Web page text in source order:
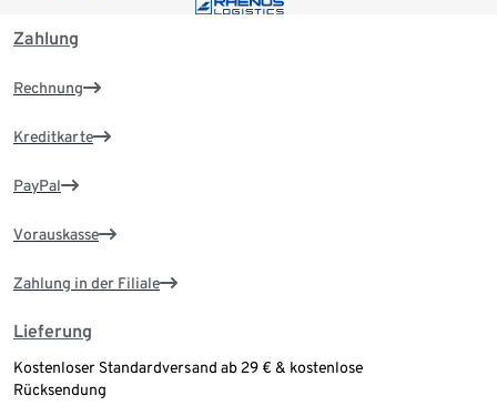
Zahlung
Rechnung
Kreditkarte
PayPal
Vorauskasse
Zahlung in der Filiale
Lieferung
Kostenloser Standardversand ab 29 € & kostenlose
Rücksendung